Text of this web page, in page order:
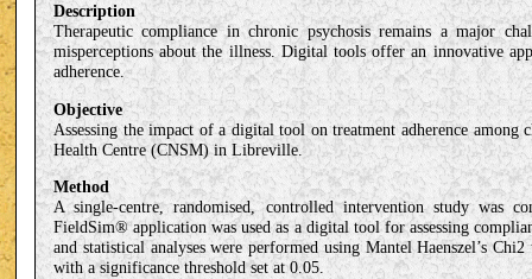
Description
Therapeutic compliance in chronic psychosis remains a major
misperceptions about the illness. Digital tools offer an innovative
adherence.
Objective
Assessing the impact of a digital tool on treatment adherence
Health Centre (CNSM) in Libreville.
Method
A single-centre, randomised, controlled intervention study was
FieldSim® application was used as a digital tool for assessing
and statistical analyses were performed using Mantel Haenszel’s
with a significance threshold set at 0.05.